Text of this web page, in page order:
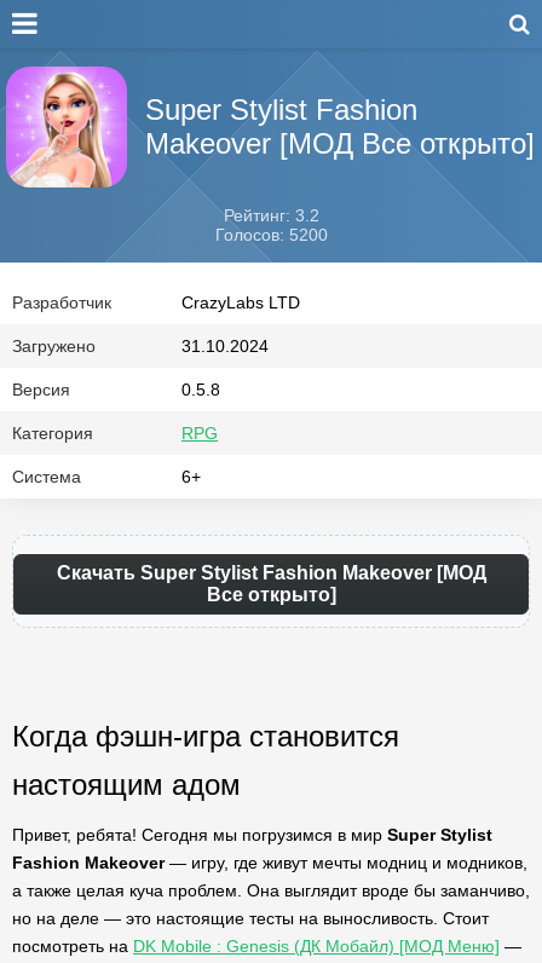
Super Stylist Fashion
Makeover [МОД Все открыто]
Рейтинг: 3.2
Голосов: 5200
Разработчик CrazyLabs LTD
Загружено 31.10.2024
Версия 0.5.8
Категория RPG
Система 6+
Скачать Super Stylist Fashion Makeover [МОД
Все открыто]
Когда фэшн-игра становится
настоящим адом
Привет, ребята! Сегодня мы погрузимся в мир Super Stylist
Fashion Makeover— игру, где живут мечты модниц и модников,
а также целая куча проблем. Она выглядит вроде бы заманчиво,
но на деле — это настоящие тесты на выносливость. Стоит
посмотреть на DK Mobile : Genesis (ДК Мобайл) [МОД Меню] —